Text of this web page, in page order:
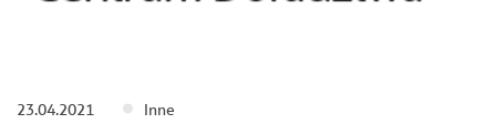
23.04.2021 Inne